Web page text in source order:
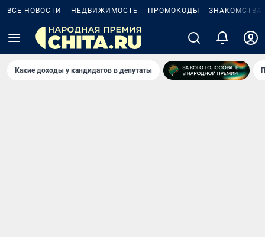
ВСЕ НОВОСТИ НЕДВИЖИМОСТЬ ПРОМОКОДЫ ЗНАКОМСТВА
Какие доходы у кандидатов в депутаты